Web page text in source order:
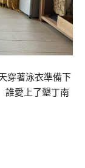
穿著泳衣準備下
誰愛上了墾丁南